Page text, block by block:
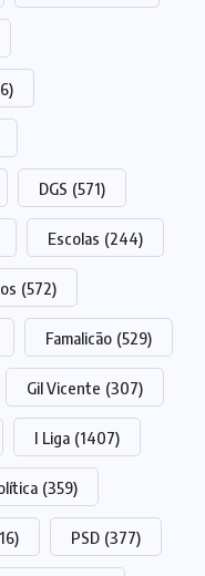
DGS (571)
Escolas (244)
(572)
Famalicão (529)
Gil Vicente (307)
I Liga (1407)
(359)
PSD (377)